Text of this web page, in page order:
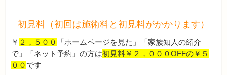
初見料（初回は施術料と初見料がかかります）
￥ ２，５００
「ホームページを見た」「家族知人の紹介
で」「ネット予約」の方は初見料￥２，０００OFFの￥５
００ です